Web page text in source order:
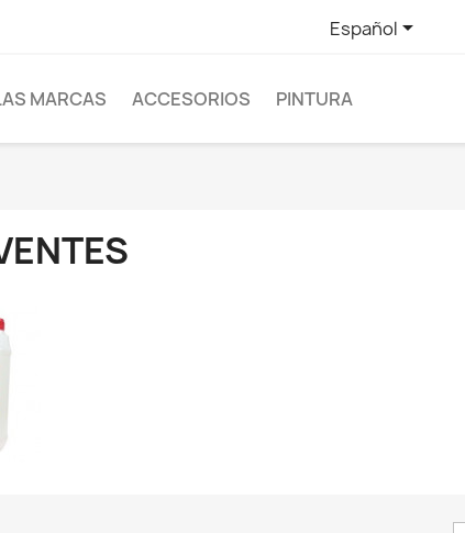
Español
MARCAS ACCESORIOS PINTURA